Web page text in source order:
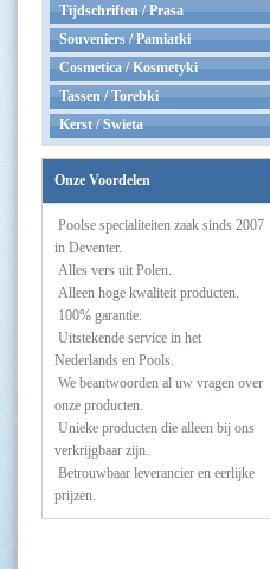
Tijdschriften / Prasa
Souveniers / Pamiatki
Cosmetica / Kosmetyki
Tassen / Torebki
Kerst / Swieta
Onze Voordelen
Poolse specialiteiten zaak sinds 2007
in Deventer.
Alles vers uit Polen.
Alleen hoge kwaliteit producten.
100% garantie.
Uitstekende service in het
Nederlands en Pools.
We beantwoorden al uw vragen over
onze producten.
Unieke producten die alleen bij ons
verkrijgbaar zijn.
Betrouwbaar leverancier en eerlijke
prijzen.